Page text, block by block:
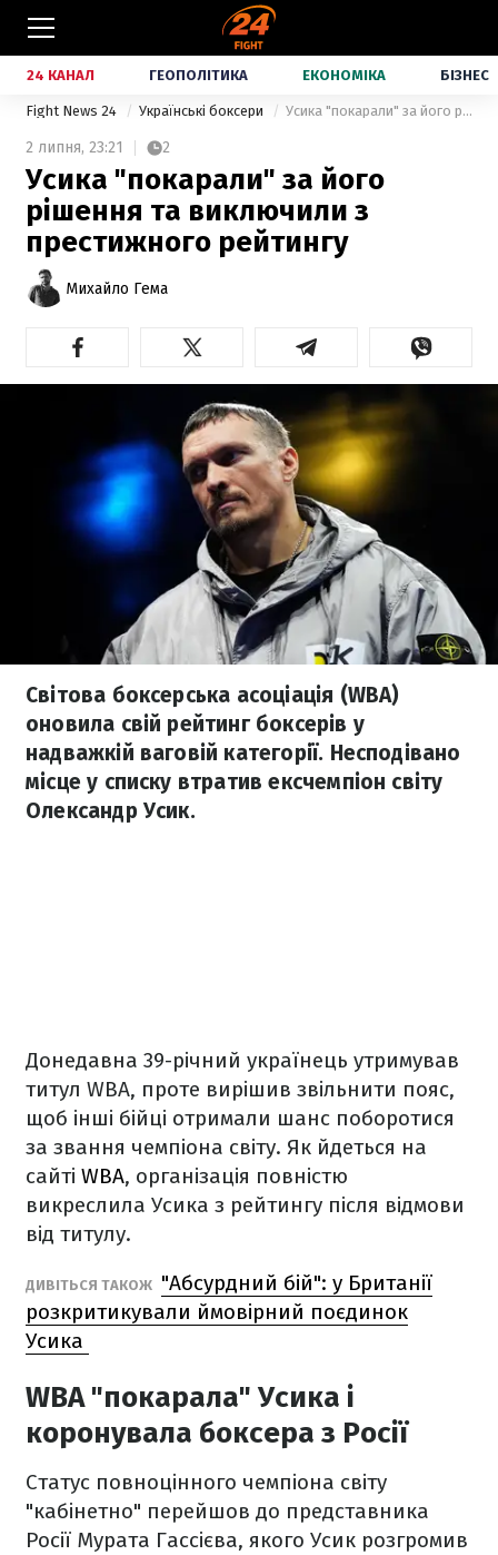
24 КАНАЛ ГЕОПОЛІТИКА ЕКОНОМІКА БІЗНЕС
Fight News 24 Українські боксери Усика "покарали" за його рішення та виключили з престижного рейтингу
2 липня, 23:21 2
Усика "покарали" за його
рішення та виключили з
престижного рейтингу
Михайло Гема
Світова боксерська асоціація (WBA)
оновила свій рейтинг боксерів у
надважкій ваговій категорії. Несподівано
місце у списку втратив ексчемпіон світу
Олександр Усик.
Донедавна 39-річний українець утримував
титул WBA, проте вирішив звільнити пояс,
щоб інші бійці отримали шанс поборотися
за звання чемпіона світу. Як йдеться на
сайті WBA, організація повністю
викреслила Усика з рейтингу після відмови
від титулу.
ДИВІТЬСЯ ТАКОЖ "Абсурдний бій": у Британії
розкритикували ймовірний поєдинок
Усика
WBA "покарала" Усика і
коронувала боксера з Росії
Статус повноцінного чемпіона світу
"кабінетно" перейшов до представника
Росії Мурата Гассієва, якого Усик розгромив